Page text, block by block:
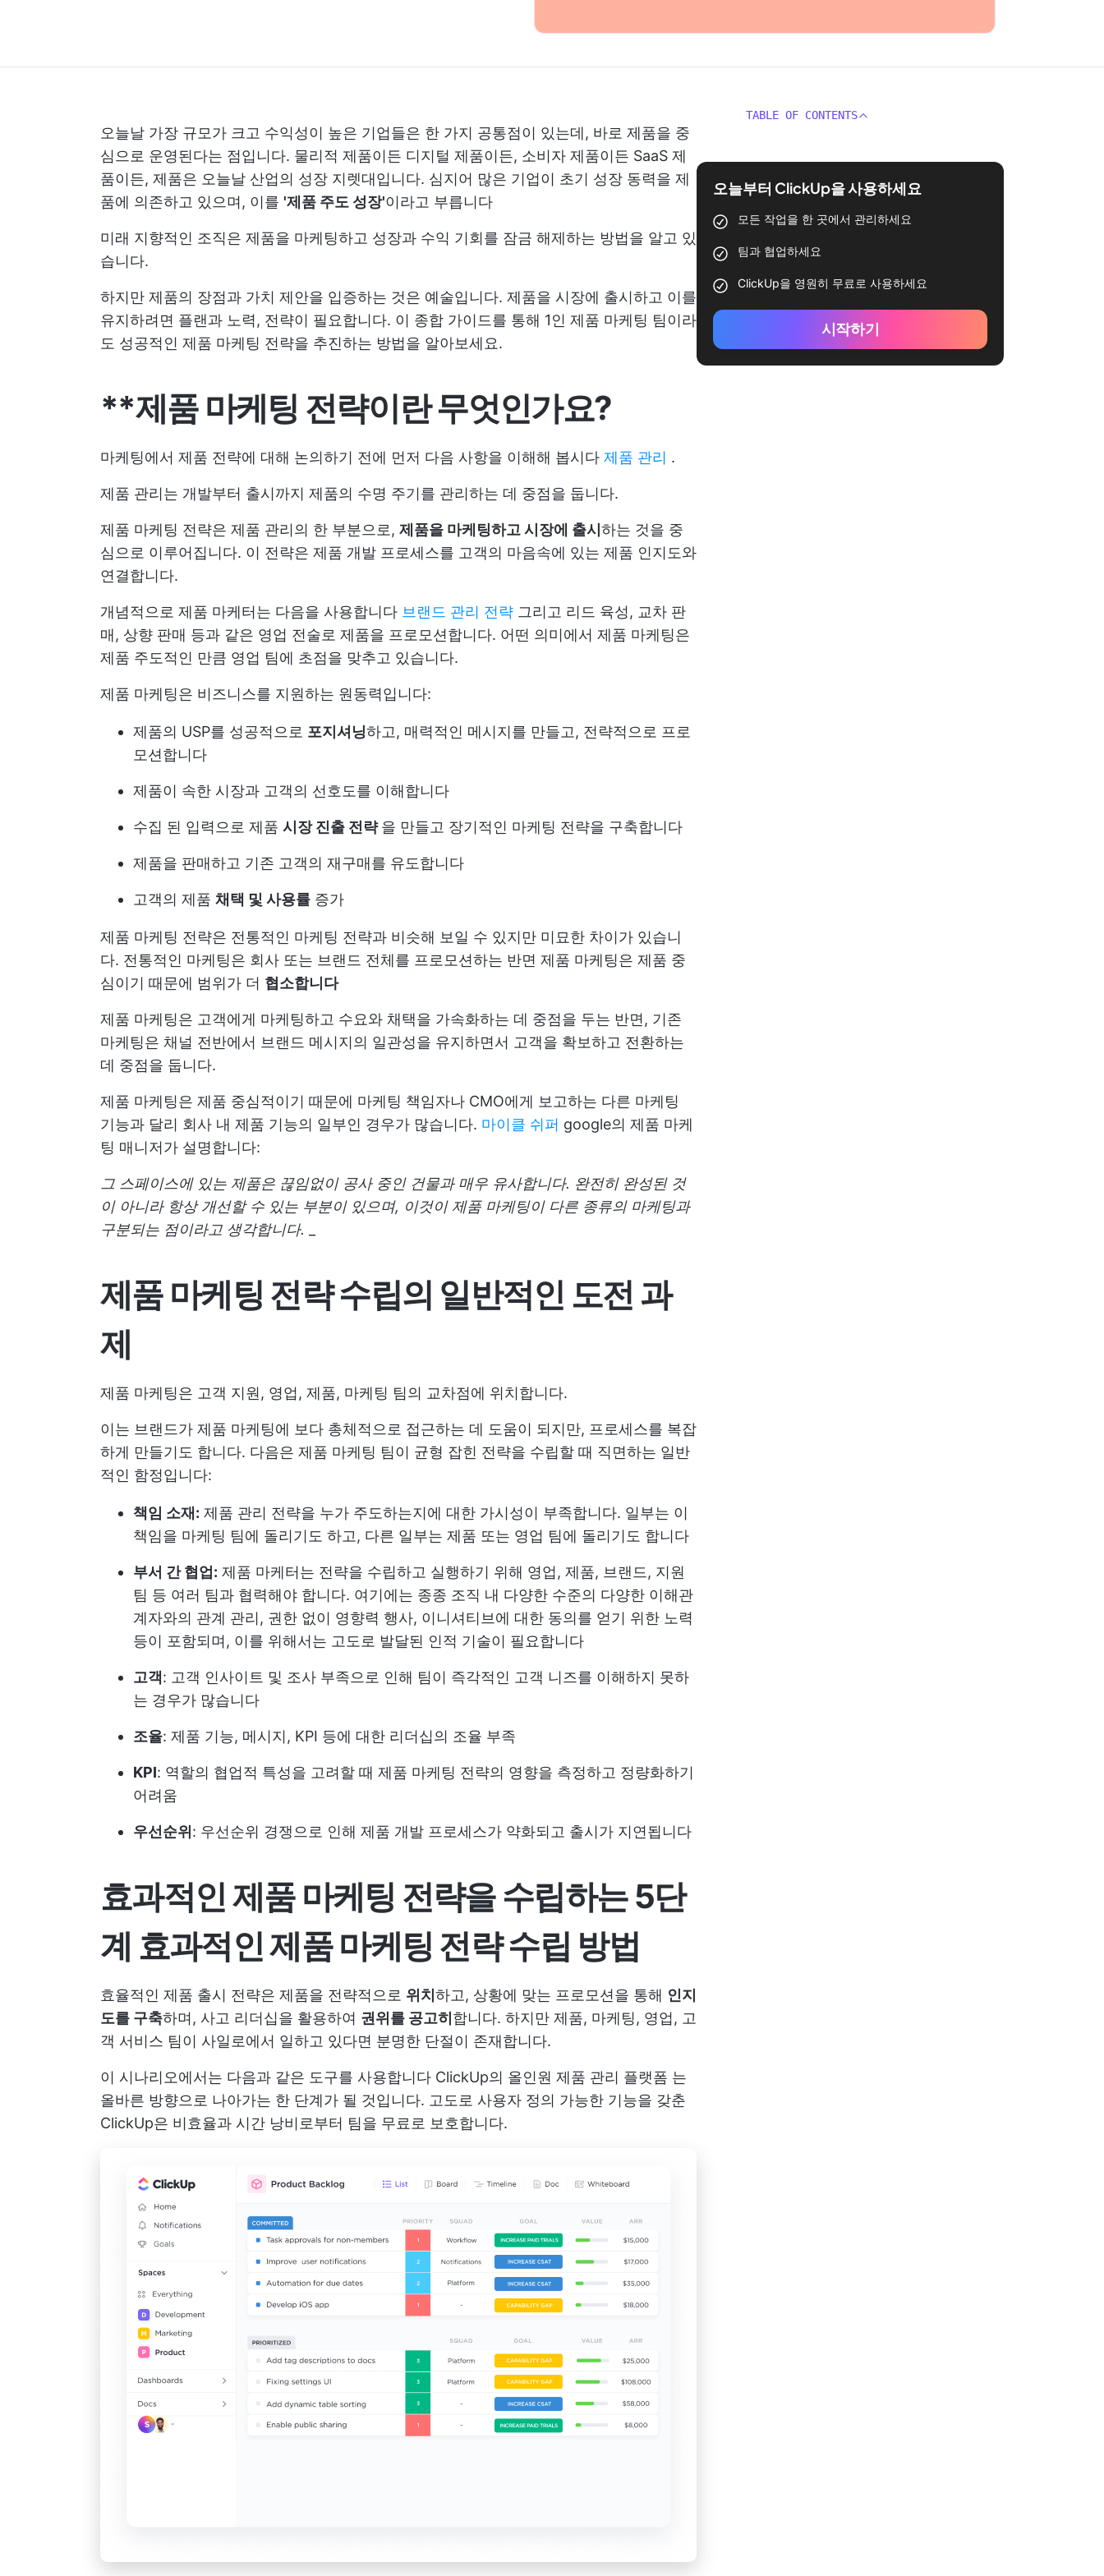
오늘날 가장 규모가 크고 수익성이 높은 기업들은 한 가지 공통점이 있는데, 바로 제품을 중
심으로 운영된다는 점입니다. 물리적 제품이든 디지털 제품이든, 소비자 제품이든 SaaS 제
품이든, 제품은 오늘날 산업의 성장 지렛대입니다. 심지어 많은 기업이 초기 성장 동력을 제
품에 의존하고 있으며, 이를 '제품 주도 성장'이라고 부릅니다
미래 지향적인 조직은 제품을 마케팅하고 성장과 수익 기회를 잠금 해제하는 방법을 알고 있
습니다.
하지만 제품의 장점과 가치 제안을 입증하는 것은 예술입니다. 제품을 시장에 출시하고 이를
유지하려면 플랜과 노력, 전략이 필요합니다. 이 종합 가이드를 통해 1인 제품 마케팅 팀이라
도 성공적인 제품 마케팅 전략을 추진하는 방법을 알아보세요.
**제품 마케팅 전략이란 무엇인가요?
마케팅에서 제품 전략에 대해 논의하기 전에 먼저 다음 사항을 이해해 봅시다 제품 관리 .
제품 관리는 개발부터 출시까지 제품의 수명 주기를 관리하는 데 중점을 둡니다.
제품 마케팅 전략은 제품 관리의 한 부분으로, 제품을 마케팅하고 시장에 출시 하는 것을 중
심으로 이루어집니다. 이 전략은 제품 개발 프로세스를 고객의 마음속에 있는 제품 인지도와
연결합니다.
개념적으로 제품 마케터는 다음을 사용합니다 브랜드 관리 전략 그리고 리드 육성, 교차 판
매, 상향 판매 등과 같은 영업 전술로 제품을 프로모션합니다. 어떤 의미에서 제품 마케팅은
제품 주도적인 만큼 영업 팀에 초점을 맞추고 있습니다.
제품 마케팅은 비즈니스를 지원하는 원동력입니다:
제품의 USP를 성공적으로 포지셔닝하고, 매력적인 메시지를 만들고, 전략적으로 프로
모션합니다
제품이 속한 시장과 고객의 선호도를 이해합니다
수집 된 입력으로 제품 시장 진출 전략을 만들고 장기적인 마케팅 전략을 구축합니다
제품을 판매하고 기존 고객의 재구매를 유도합니다
고객의 제품 채택 및 사용률 증가
제품 마케팅 전략은 전통적인 마케팅 전략과 비슷해 보일 수 있지만 미묘한 차이가 있습니
다. 전통적인 마케팅은 회사 또는 브랜드 전체를 프로모션하는 반면 제품 마케팅은 제품 중
심이기 때문에 범위가 더 협소합니다
제품 마케팅은 고객에게 마케팅하고 수요와 채택을 가속화하는 데 중점을 두는 반면, 기존
마케팅은 채널 전반에서 브랜드 메시지의 일관성을 유지하면서 고객을 확보하고 전환하는
데 중점을 둡니다.
제품 마케팅은 제품 중심적이기 때문에 마케팅 책임자나 CMO에게 보고하는 다른 마케팅
기능과 달리 회사 내 제품 기능의 일부인 경우가 많습니다. 마이클 쉬퍼 google의 제품 마케
팅 매니저가 설명합니다:
그 스페이스에 있는 제품은 끊임없이 공사 중인 건물과 매우 유사합니다. 완전히 완성된 것
이 아니라 항상 개선할 수 있는 부분이 있으며, 이것이 제품 마케팅이 다른 종류의 마케팅과
구분되는 점이라고 생각합니다.
제품 마케팅 전략 수립의 일반적인 도전 과
제
제품 마케팅은 고객 지원, 영업, 제품, 마케팅 팀의 교차점에 위치합니다.
이는 브랜드가 제품 마케팅에 보다 총체적으로 접근하는 데 도움이 되지만, 프로세스를 복잡
하게 만들기도 합니다. 다음은 제품 마케팅 팀이 균형 잡힌 전략을 수립할 때 직면하는 일반
적인 함정입니다:
책임 소재: 제품 관리 전략을 누가 주도하는지에 대한 가시성이 부족합니다. 일부는 이
책임을 마케팅 팀에 돌리기도 하고, 다른 일부는 제품 또는 영업 팀에 돌리기도 합니다
부서 간 협업: 제품 마케터는 전략을 수립하고 실행하기 위해 영업, 제품, 브랜드, 지원
팀 등 여러 팀과 협력해야 합니다. 여기에는 종종 조직 내 다양한 수준의 다양한 이해관
계자와의 관계 관리, 권한 없이 영향력 행사, 이니셔티브에 대한 동의를 얻기 위한 노력
등이 포함되며, 이를 위해서는 고도로 발달된 인적 기술이 필요합니다
고객: 고객 인사이트 및 조사 부족으로 인해 팀이 즉각적인 고객 니즈를 이해하지 못하
는 경우가 많습니다
조율: 제품 기능, 메시지, KPI 등에 대한 리더십의 조율 부족
KPI: 역할의 협업적 특성을 고려할 때 제품 마케팅 전략의 영향을 측정하고 정량화하기
어려움
우선순위 : 우선순위 경쟁으로 인해 제품 개발 프로세스가 약화되고 출시가 지연됩니다
효과적인 제품 마케팅 전략을 수립하는 5단
계 효과적인 제품 마케팅 전략 수립 방법
효율적인 제품 출시 전략은 제품을 전략적으로 위치 하고, 상황에 맞는 프로모션을 통해 인지
도를 구축하며, 사고 리더십을 활용하여 권위를 공고히 합니다. 하지만 제품, 마케팅, 영업, 고
객 서비스 팀이 사일로에서 일하고 있다면 분명한 단절이 존재합니다.
이 시나리오에서는 다음과 같은 도구를 사용합니다 ClickUp의 올인원 제품 관리 플랫폼 는
올바른 방향으로 나아가는 한 단계가 될 것입니다. 고도로 사용자 정의 가능한 기능을 갖춘
ClickUp은 비효율과 시간 낭비로부터 팀을 무료로 보호합니다.
TABLE OF CONTENTS
오늘부터 ClickUp을 사용하세요
모든 작업을 한 곳에서 관리하세요
팀과 협업하세요
ClickUp을 영원히 무료로 사용하세요
시작하기